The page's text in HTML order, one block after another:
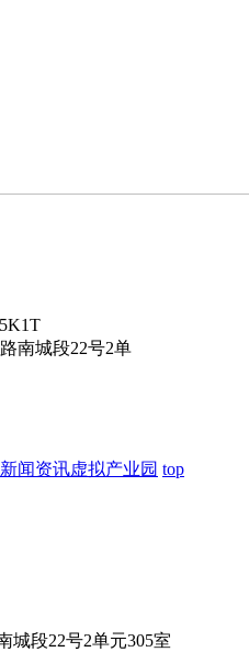
南城段22号2单
新闻资讯虚拟产业园 top
城段22号2单元305室